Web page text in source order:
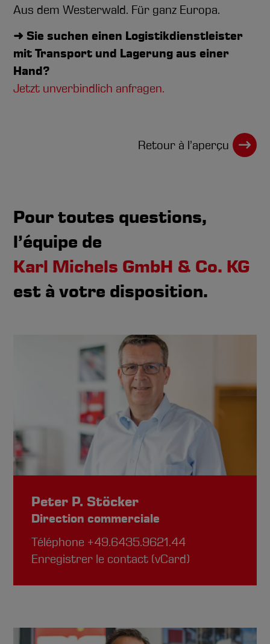
Aus dem Westerwald. Für ganz Europa.
➜ Sie suchen einen Logistikdienstleister
mit Transport und Lagerung aus einer
Hand?
Jetzt unverbindlich anfragen.
Retour à l’aperçu
Pour toutes questions,
l’équipe de
Karl Michels GmbH & Co. KG
est à votre disposition.
Peter P. Stöcker
Direction commerciale
Téléphone +49.6435.9621.44
Enregistrer le contact (vCard)